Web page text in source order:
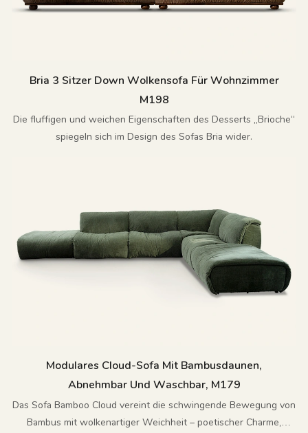
Bria 3 Sitzer Down Wolkensofa Für Wohnzimmer
M198
Die fluffigen und weichen Eigenschaften des Desserts „Brioche“
spiegeln sich im Design des Sofas Bria wider.
Modulares Cloud-Sofa Mit Bambusdaunen,
Abnehmbar Und Waschbar, M179
Das Sofa Bamboo Cloud vereint die schwingende Bewegung von
Bambus mit wolkenartiger Weichheit – poetischer Charme,